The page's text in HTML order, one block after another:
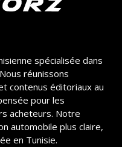
spécialisée dans
réunissons
contenus éditoriaux au
pour les
acheteurs. Notre
automobile plus claire,
en Tunisie.